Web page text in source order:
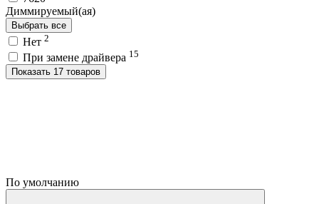
Диммируемый(ая)
Выбрать все
Нет 2
При замене драйвера 15
Показать 17 товаров
По умолчанию